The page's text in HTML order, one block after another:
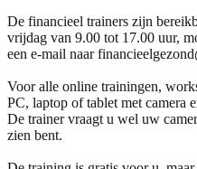
De financieel trainers zijn
vrijdag van 9.00 tot 17.00 uur,
een e-mail naar
Voor alle online trainingen,
PC, laptop of tablet met camera
De trainer vraagt u wel uw
zien bent.